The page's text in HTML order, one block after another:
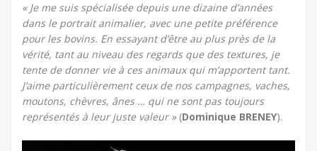
« Je me suis spécialisée depuis une dizaine d’années
dans le portrait animalier, avec une petite préférence
pour les bovins. En essayant d’être au plus près de la
vérité, tant au niveau des regards que des textures, je
tente de donner vie à ces animaux qui m’apportent tant.
J’aime particulièrement ceux de nos campagnes, vaches,
moutons, chèvres, ânes … qui ne sont pas toujours
représentés à leur juste valeur » (Dominique BRENEY).